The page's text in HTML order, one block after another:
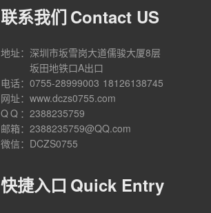
联系我们 Contact US
地址： 深圳市坂雪岗大道儒骏大厦8层
坂田地铁口A出口
电话：0755-28999003 18126138745
网址：www.dczs0755.com
QQ ：2388235759
邮箱：2388235759@QQ.com
微信： DCZS0755
快捷入口 Quick Entry